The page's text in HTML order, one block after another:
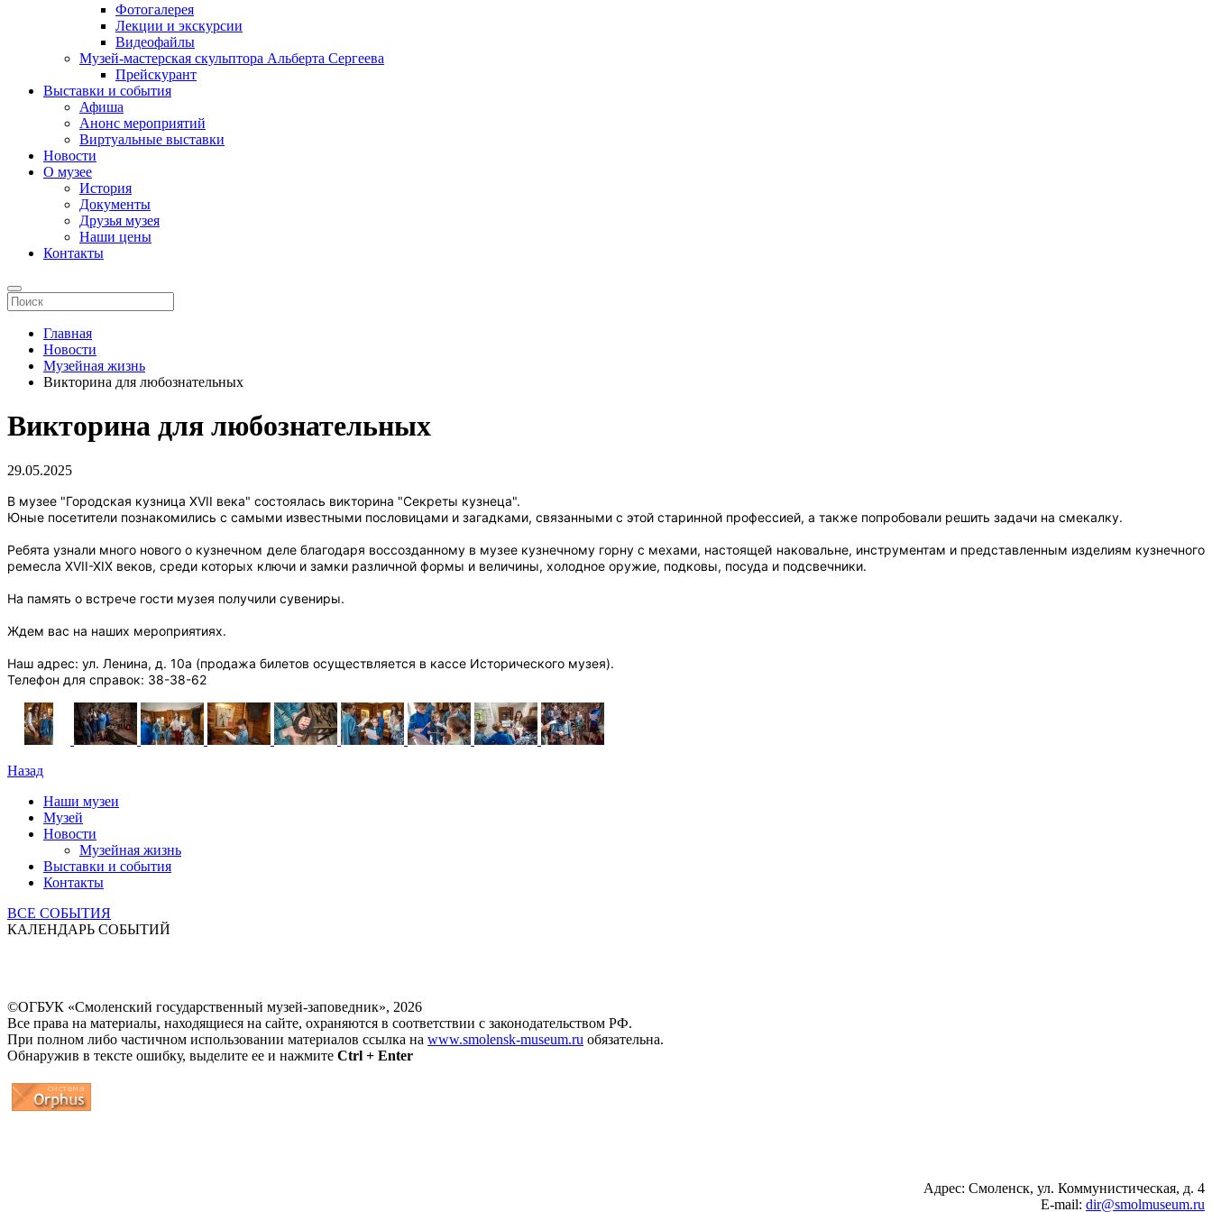
Фотогалерея
Лекции и экскурсии
Видеофайлы
Музей-мастерская скульптора Альберта Сергеева
Прейскурант
Выставки и события
Афиша
Анонс мероприятий
Виртуальные выставки
Новости
О музее
История
Документы
Друзья музея
Наши цены
Контакты
Главная
Новости
Музейная жизнь
Викторина для любознательных
Викторина для любознательных
29.05.2025
В музее "Городская кузница XVII века" состоялась викторина "Секреты кузнеца".
Юные посетители познакомились с самыми известными пословицами и загадками, связанными с этой старинной профессией, а также попробовали решить задачи на смекалку.
Ребята узнали много нового о кузнечном деле благодаря воссозданному в музее кузнечному горну с мехами, настоящей наковальне, инструментам и представленным изделиям кузнечного
ремесла XVII-XIX веков, среди которых ключи и замки различной формы и величины, холодное оружие, подковы, посуда и подсвечники.
На память о встрече гости музея получили сувениры.
Ждем вас на наших мероприятиях.
Наш адрес: ул. Ленина, д. 10а (продажа билетов осуществляется в кассе Исторического музея).
Телефон для справок: 38-38-62
Назад
Наши музеи
Музей
Новости
Музейная жизнь
Выставки и события
Контакты
ВСЕ СОБЫТИЯ
КАЛЕНДАРЬ СОБЫТИЙ
©ОГБУК «Смоленский государственный музей-заповедник», 2026
Все права на материалы, находящиеся на сайте, охраняются в соответствии с законодательством РФ.
При полном либо частичном использовании материалов ссылка на www.smolensk-museum.ru обязательна.
Обнаружив в тексте ошибку, выделите ее и нажмите Ctrl + Enter
Адрес: Смоленск, ул. Коммунистическая, д. 4
E-mail: dir@smolmuseum.ru